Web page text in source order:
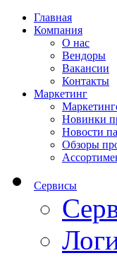
Главная
Компания
О нас
Вендоры
Вакансии
Контакты
Маркетинг
Новинки
Новости
Обзоры
Сервисы